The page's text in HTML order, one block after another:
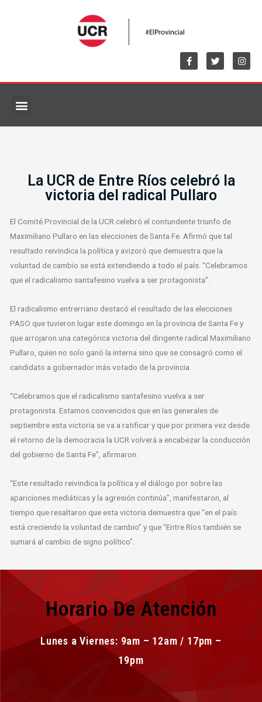
La UCR de Entre Ríos celebró la
victoria del radical Pullaro
El Comité Provincial de la UCR celebró el contundente triunfo de
Maximiliano Pullaro en las elecciones de Santa Fe. Afirmó que tal
resultado reivindica la política y avizoró que demuestra que la
voluntad de cambio se está extendiendo a todo el país. “Celebramos
que el radicalismo santafesino vuelva a ser protagonista”.
El radicalismo entrerriano destacó el resultado de las elecciones
PASO que tuvieron lugar este domingo en la provincia de Santa Fe y
que arrojaron una categórica victoria del dirigente radical Maximiliano
Pullaro, quien no solo ganó la interna sino que se consagró como el
candidato a gobernador más votado de la provincia.
“Celebramos que el radicalismo santafesino vuelva a ser
protagonista. Estamos convencidos que en las generales de
septiembre esta victoria se va a ratificar y que por primera vez desde
el retorno de la democracia la UCR volverá a encabezar la conducción
del gobierno de Santa Fe”, afirmaron.
“Este resultado reivindica la política y el diálogo por sobre las
apariciones mediáticas y la agresión continúa”, manifestaron, al
tiempo que resaltaron que esta victoria demuestra que “en el país
está creciendo la voluntad de cambio” y que “Entre Ríos también se
sumará al cambio de signo político”.
Horario De Atención
Lunes a Viernes: 9am – 12am / 17pm –
19pm